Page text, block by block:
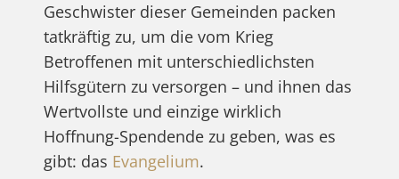
Geschwister dieser Gemeinden packen
tatkräftig zu, um die vom Krieg
Betroffenen mit unterschiedlichsten
Hilfsgütern zu versorgen – und ihnen das
Wertvollste und einzige wirklich
Hoffnung-Spendende zu geben, was es
gibt: das Evangelium.